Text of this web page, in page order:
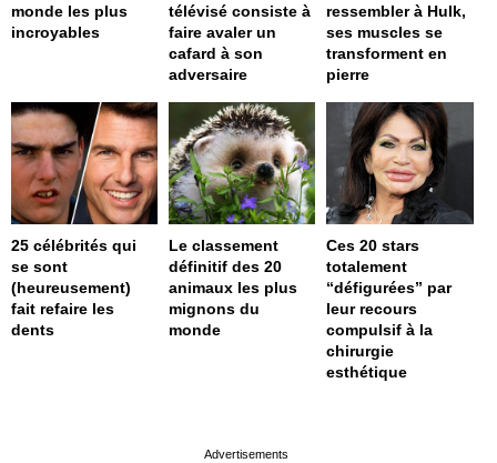
monde les plus
incroyables
télévisé consiste à
faire avaler un
cafard à son
adversaire
ressembler à Hulk,
ses muscles se
transforment en
pierre
25 célébrités qui
se sont
(heureusement)
fait refaire les
dents
Le classement
définitif des 20
animaux les plus
mignons du
monde
Ces 20 stars
totalement
“défigurées” par
leur recours
compulsif à la
chirurgie
esthétique